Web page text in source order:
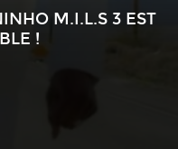
M.I.L.S 3 EST
!